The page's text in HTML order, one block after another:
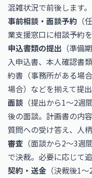
混雑状況で前後します。
事前相談・面談予約 （
業支援窓口に相談予約
申込書類の提出 （準備
入申込書、本人確認書
約書（事務所がある場
場合）などを揃えて提出
面談 （提出から1〜2
後の面談。計画書の内
質問への受け答え、人
審査 （面談から2〜3
で決裁。必要に応じて
契約・送金 （決裁後1